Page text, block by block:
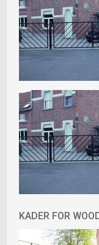
KADER FOR